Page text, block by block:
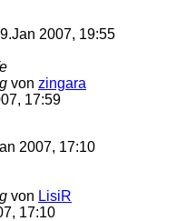
2007, 19:55
von zingara
17:59
2007, 17:10
von LisiR
17:10